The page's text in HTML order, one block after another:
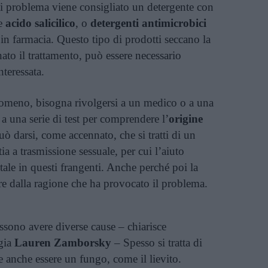
viene consigliato un detergente con
acido salicilico, o detergenti antimicrobici
farmacia. Questo tipo di prodotti seccano la
il trattamento, può essere necessario
bisogna rivolgersi a un medico o a una
una serie di test per comprendere l’origine
darsi, come accennato, che si tratti di un
a trasmissione sessuale, per cui l’aiuto
in questi frangenti. Anche perché poi la
dalla ragione che ha provocato il problema.
avere diverse cause – chiarisce
Lauren Zamborsky – Spesso si tratta di
anche essere un fungo, come il lievito.